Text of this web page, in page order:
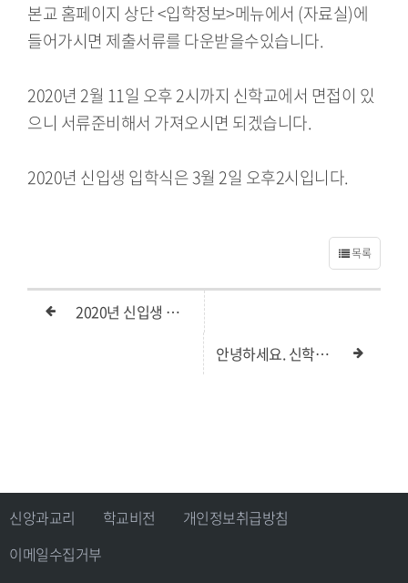
본교 홈페이지 상단 <입학정보>메뉴에서 (자료실)에
들어가시면 제출서류를 다운받을수있습니다.
2020년 2월 11일 오후 2시까지 신학교에서 면접이 있
으니 서류준비해서 가져오시면 되겠습니다.
2020년 신입생 입학식은 3월 2일 오후2시입니다.
목록
2020년 신입생 제출서류안내
안녕하세요. 신학교 홈페이지 관리에 대한 의문 사항이나 요청사항에 대해서 공지 올려드립니다.
신앙과교리 학교비전
개인정보취급방침
이메일수집거부